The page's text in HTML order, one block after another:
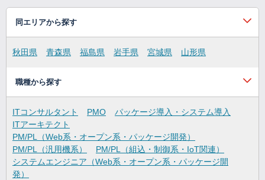
同エリアから探す
秋田県 青森県 福島県 岩手県 宮城県 山形県
職種から探す
ITコンサルタント PMO
パッケージ導入・システム導入
ITアーキテクト
PM/PL（Web系・オープン系・パッケージ開発）
PM/PL（汎用機系）
PM/PL（組込・制御系・IoT関連）
システムエンジニア（Web系・オープン系・パッケージ開
発）